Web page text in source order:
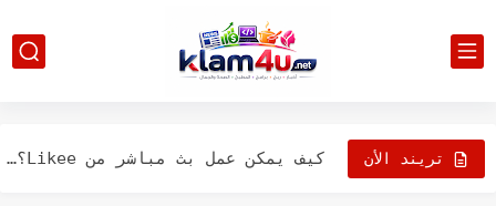
تريند الأن
كيفية حذف الرسائل على Facebook Messenger قبل قراءتها
كيف يمكن عمل بث مباشر من Likee؟ - التفاعل مع...